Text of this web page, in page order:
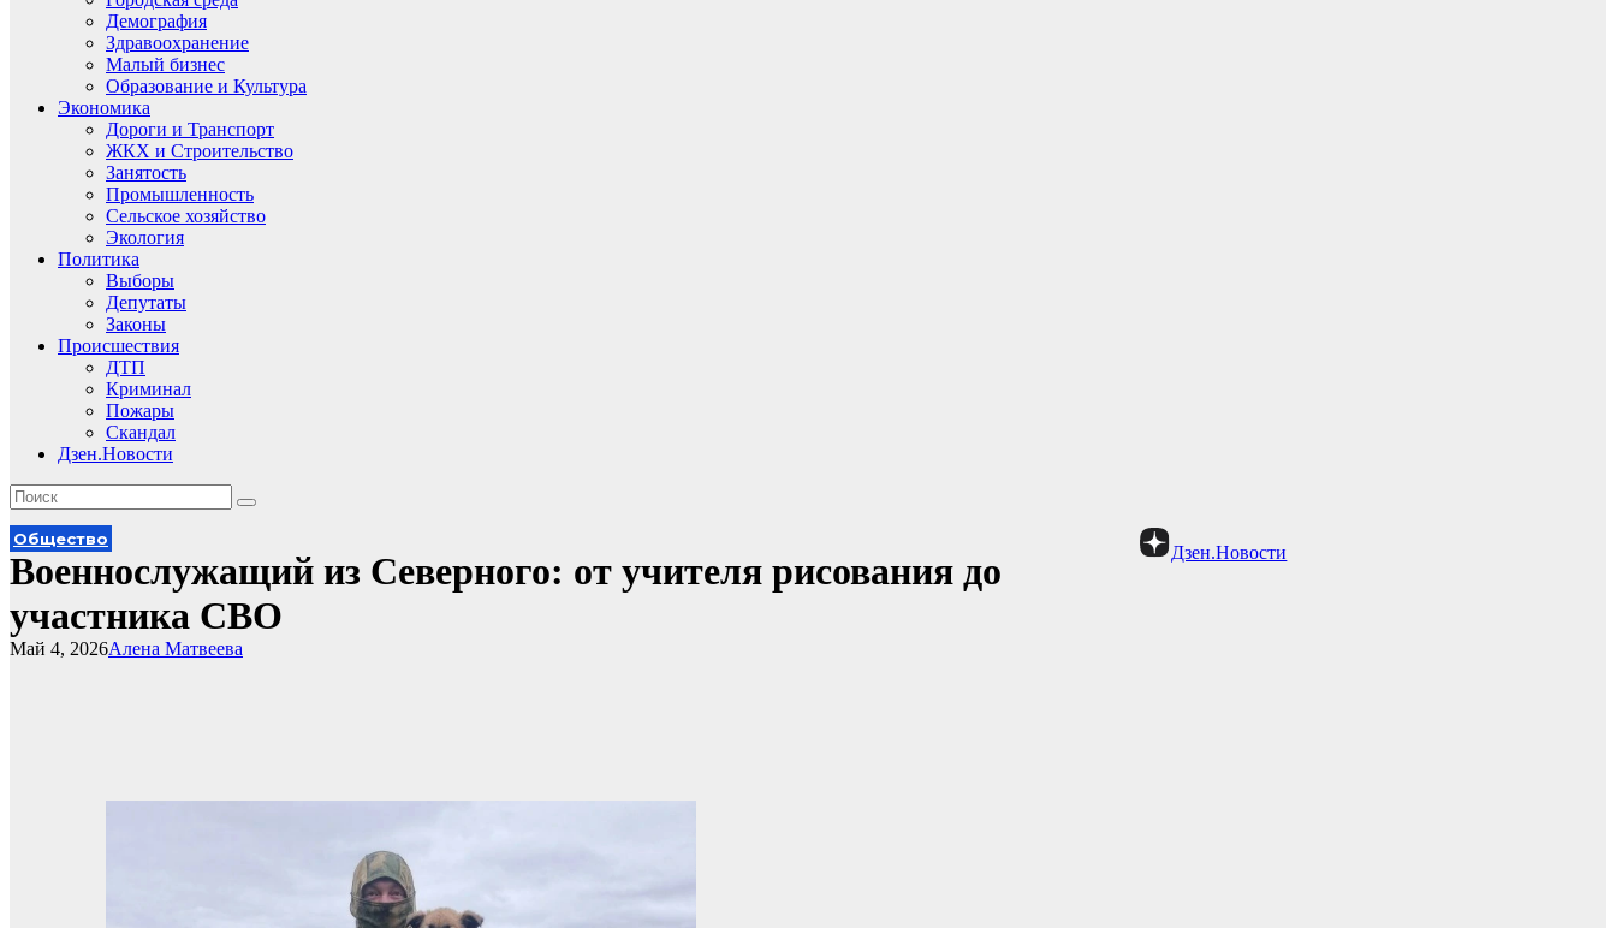
Демография
Здравоохранение
Малый бизнес
Образование и Культура
Экономика
Дороги и Транспорт
ЖКХ и Строительство
Занятость
Промышленность
Сельское хозяйство
Экология
Политика
Выборы
Депутаты
Законы
Происшествия
ДТП
Криминал
Пожары
Скандал
Дзен.Новости
Дзен.Новости
Общество
Военнослужащий из Северного: от учителя рисования до
участника СВО
Алена Матвеева
Май 4, 2026